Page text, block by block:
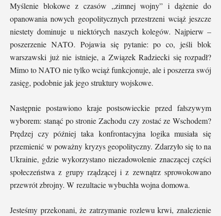
Myślenie blokowe z czasów „zimnej wojny” i dążenie do
opanowania nowych geopolitycznych przestrzeni wciąż jeszcze
niestety dominuje u niektórych naszych kolegów. Najpierw –
poszerzenie NATO. Pojawia się pytanie: po co, jeśli blok
warszawski już nie istnieje, a Związek Radziecki się rozpadł?
Mimo to NATO nie tylko wciąż funkcjonuje, ale i poszerza swój
zasięg, podobnie jak jego struktury wojskowe.
Następnie postawiono kraje postsowieckie przed fałszywym
wyborem: stanąć po stronie Zachodu czy zostać ze Wschodem?
Prędzej czy później taka konfrontacyjna logika musiała się
przemienić w poważny kryzys geopolityczny. Zdarzyło się to na
Ukrainie, gdzie wykorzystano niezadowolenie znaczącej części
społeczeństwa z grupy rządzącej i z zewnątrz sprowokowano
przewrót zbrojny. W rezultacie wybuchła wojna domowa.
Jesteśmy przekonani, że zatrzymanie rozlewu krwi, znalezienie